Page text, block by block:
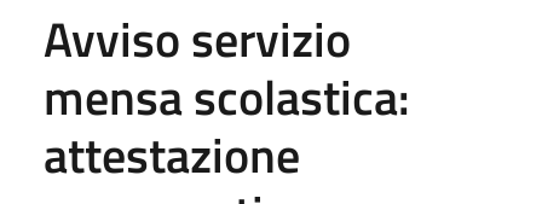
Avviso servizio
mensa scolastica:
attestazione